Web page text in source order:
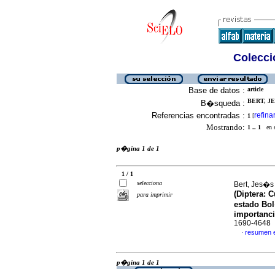
Base de datos : article
B�squeda : BERT,
Referencias encontradas : 1 [refinar
Mostrando: 1 .. 1 en
p�gina 1 de 1
1 / 1
selecciona
para imprimir
Bert,
(Diptera:
estado
1690-4648
· resumen
p�gina 1 de 1